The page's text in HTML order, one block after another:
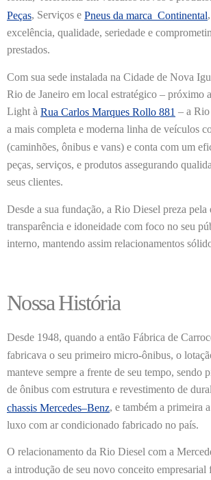
Peças, Serviços e Pneus da marca Continental
excelência, qualidade, seriedade e
prestados.
Com sua sede instalada na Cidade de Nova
Rio de Janeiro em local estratégico – próximo
Light à Rua Carlos Marques Rollo 881 – a
a mais completa e moderna linha de veículos
(caminhões, ônibus e vans) e conta com um
peças, serviços, e produtos assegurando
seus clientes.
Desde a sua fundação, a Rio Diesel preza pela
transparência e idoneidade com foco no seu
interno, mantendo assim relacionamentos
Nossa História
Desde 1948, quando a então Fábrica de
fabricava o seu primeiro micro-ônibus, o
manteve sempre a frente de seu tempo, sendo
de ônibus com estrutura e revestimento de
chassis Mercedes–Benz, e também a primeira
luxo com ar condicionado fabricado no país.
O relacionamento da Rio Diesel com a
a introdução de seu novo conceito empresarial